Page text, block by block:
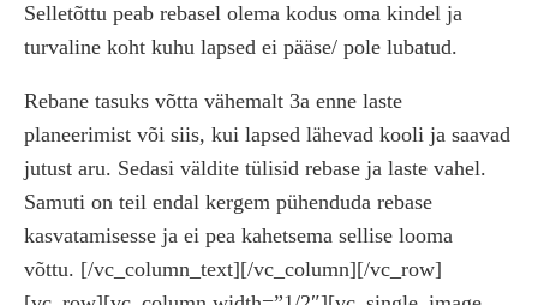
Selletõttu peab rebasel olema kodus oma kindel ja
turvaline koht kuhu lapsed ei pääse/ pole lubatud.
Rebane tasuks võtta vähemalt 3a enne laste
planeerimist või siis, kui lapsed lähevad kooli ja saavad
jutust aru. Sedasi väldite tülisid rebase ja laste vahel.
Samuti on teil endal kergem pühenduda rebase
kasvatamisesse ja ei pea kahetsema sellise looma
võttu. [/vc_column_text][/vc_column][/vc_row]